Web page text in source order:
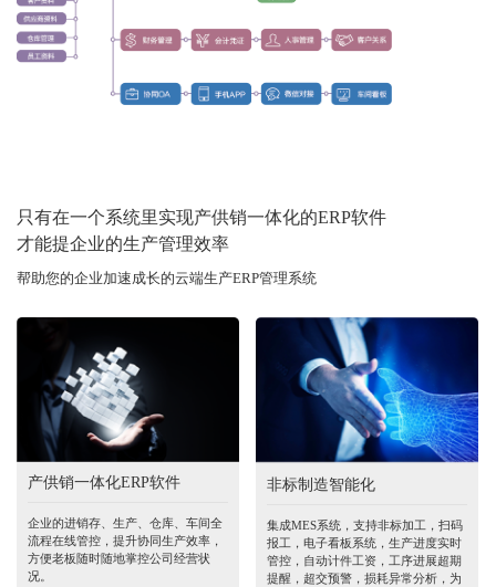
只有在一个系统里实现产供销一体化的ERP软件
才能提企业的生产管理效率
帮助您的企业加速成长的云端生产ERP管理系统
产供销一体化ERP软件
企业的进销存、生产、仓库、车间全
流程在线管控，提升协同生产效率，
方便老板随时随地掌控公司经营状
况。
非标制造智能化
集成MES系统，支持非标加工，扫码
报工，电子看板系统，生产进度实时
管控，自动计件工资，工序进展超期
提醒，超交预警，损耗异常分析，为